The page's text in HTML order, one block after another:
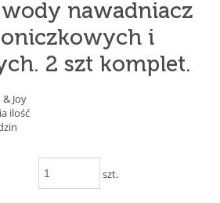
nawadniacz
i
2 szt komplet.
Joy
ilość
szt.